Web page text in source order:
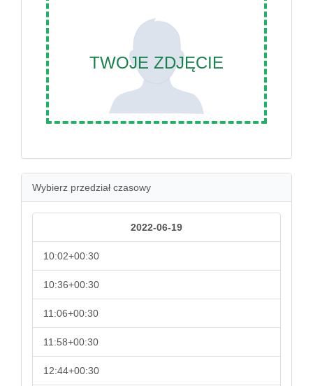
TWOJE ZDJĘCIE
Wybierz przedział czasowy
2022-06-19
10:02+00:30
10:36+00:30
11:06+00:30
11:58+00:30
12:44+00:30